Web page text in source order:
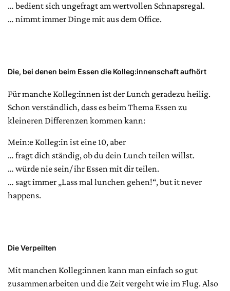
… bedient sich ungefragt am wertvollen Schnapsregal.
… nimmt immer Dinge mit aus dem Office.
Die, bei denen beim Essen die Kolleg:innenschaft aufhört
Für manche Kolleg:innen ist der Lunch geradezu heilig.
Schon verständlich, dass es beim Thema Essen zu
kleineren Differenzen kommen kann:
Mein:e Kolleg:in ist eine 10, aber
… fragt dich ständig, ob du dein Lunch teilen willst.
… würde nie sein/ ihr Essen mit dir teilen.
… sagt immer „Lass mal lunchen gehen!“, but it never
happens.
Die Verpeilten
Mit manchen Kolleg:innen kann man einfach so gut
zusammenarbeiten und die Zeit vergeht wie im Flug. Also